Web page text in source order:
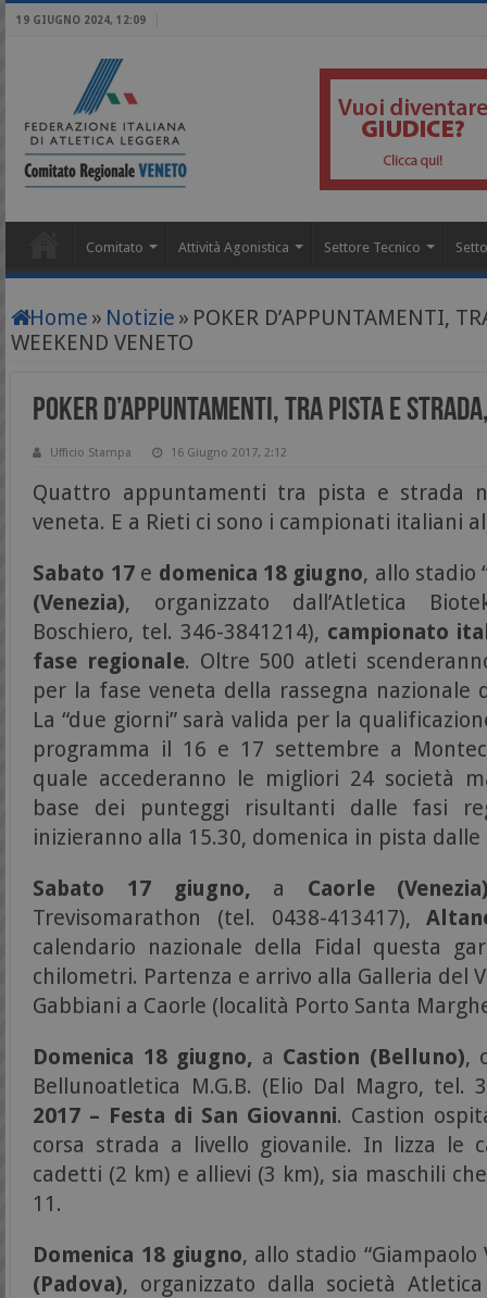
19 GIUGNO 2024, 12:09
Comitato Attività Agonistica Settore Tecnico
Home » Notizie » POKER D’APPUNTAMENTI,
WEEKEND VENETO
POKER D’APPUNTAMENTI, TRA PISTA E
Ufficio Stampa 16 Giugno 2017, 2:12
Quattro appuntamenti tra pista e strada
veneta. E a Rieti ci sono i campionati italiani
Sabato 17e domenica 18 giugno, allo stadio
(Venezia), organizzato dall’Atletica
Boschiero, tel. 346-3841214), campionato
fase regionale. Oltre 500 atleti
per la fase veneta della rassegna nazionale
La “due giorni” sarà valida per la
programma il 16 e 17 settembre a
quale accederanno le migliori 24 società
base dei punteggi risultanti dalle fasi
inizieranno alla 15.30, domenica in pista
Sabato 17 giugno, a Caorle
Trevisomarathon (tel. 0438-413417),
calendario nazionale della Fidal questa
chilometri. Partenza e arrivo alla Galleria del
Gabbiani a Caorle (località Porto Santa
Domenica 18 giugno, a Castion (Belluno),
Bellunoatletica M.G.B. (Elio Dal Magro, tel.
2017 – Festa di San Giovanni. Castion
corsa strada a livello giovanile. In lizza le
cadetti (2 km) e allievi (3 km), sia maschili
11.
Domenica 18 giugno, allo stadio “Giampaolo
(Padova), organizzato dalla società